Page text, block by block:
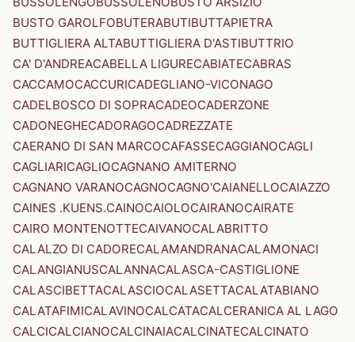
BUSTO GAROLFOBUTERABUTIBUTTAPIETRA
BUTTIGLIERA ALTABUTTIGLIERA D'ASTIBUTTRIO
CA' D'ANDREACABELLA LIGURECABIATECABRAS
CACCAMOCACCURICADEGLIANO-VICONAGO
CADELBOSCO DI SOPRACADEOCADERZONE
CADONEGHECADORAGOCADREZZATE
CAERANO DI SAN MARCOCAFASSECAGGIANOCAGLI
CAGLIARICAGLIOCAGNANO AMITERNO
CAGNANO VARANOCAGNOCAGNO'CAIANELLOCAIAZZO
CAINES .KUENS.CAINOCAIOLOCAIRANOCAIRATE
CAIRO MONTENOTTECAIVANOCALABRITTO
CALALZO DI CADORECALAMANDRANACALAMONACI
CALANGIANUSCALANNACALASCA-CASTIGLIONE
CALASCIBETTACALASCIOCALASETTACALATABIANO
CALATAFIMICALAVINOCALCATACALCERANICA AL LAGO
CALCICALCIANOCALCINAIACALCINATECALCINATO